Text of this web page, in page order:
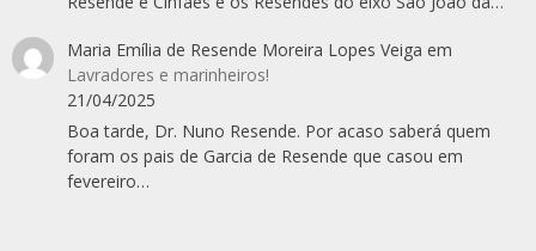
Maria Emília de Resende Moreira Lopes Veiga em
Lavradores e marinheiros!
21/04/2025
Boa tarde, Dr. Nuno Resende. Por acaso saberá quem
foram os pais de Garcia de Resende que casou em
fevereiro…